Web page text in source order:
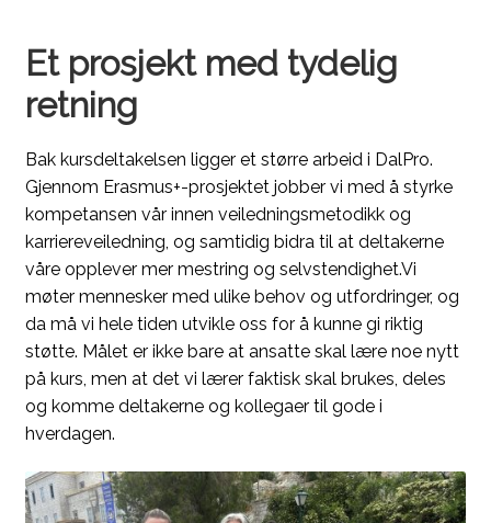
Et prosjekt med tydelig
retning
Bak kursdeltakelsen ligger et større arbeid i DalPro.
Gjennom Erasmus+-prosjektet jobber vi med å styrke
kompetansen vår innen veiledningsmetodikk og
karriereveiledning, og samtidig bidra til at deltakerne
våre opplever mer mestring og selvstendighet.Vi
møter mennesker med ulike behov og utfordringer, og
da må vi hele tiden utvikle oss for å kunne gi riktig
støtte. Målet er ikke bare at ansatte skal lære noe nytt
på kurs, men at det vi lærer faktisk skal brukes, deles
og komme deltakerne og kollegaer til gode i
hverdagen.